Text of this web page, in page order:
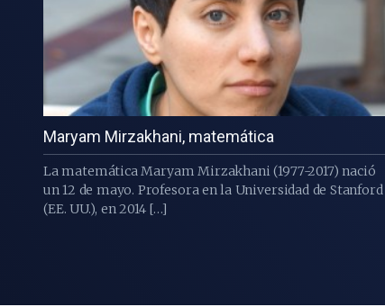
Maryam Mirzakhani, matemática
La matemática Maryam Mirzakhani (1977-2017) nació
un 12 de mayo. Profesora en la Universidad de Stanford
(EE. UU.), en 2014 […]